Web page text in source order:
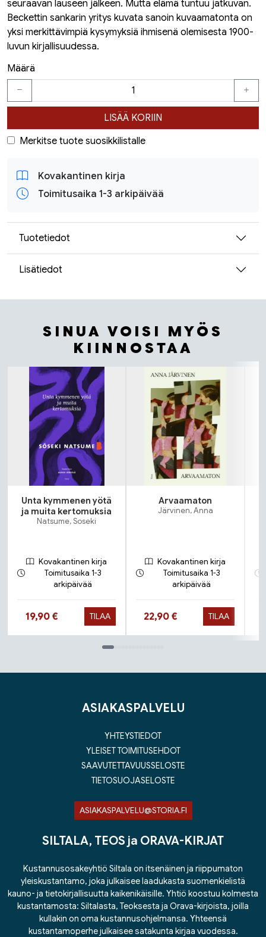
seuraavan lauseen jälkeen. Mutta elämä tuntuu jatkuvan.
Beckettin sankarin yritys kuvata sanoin kuvaamatonta on
yksi merkittävimpiä kysymyksiä ihmisenä olemisesta 1900-
luvun kirjallisuudessa.
Määrä
LISÄÄ KORIIN
Merkitse tuote suosikkilistalle
Kovakantinen kirja
Toimitusaika 1-3 arkipäivää
Tuotetiedot
Lisätiedot
SINUA VOISI MYÖS
KIINNOSTAA
Tuoteluettelon alku
Unta kymmenen yötä
ja muita kertomuksia
Natsume, Soseki
Kovakantinen kirja
Toimitusaika 1-3
arkipäivää
Hinta nyt
19,90 € TILAA
Arvaamaton
Järvinen, Anna
Kovakantinen kirja
Toimitusaika 1-3
arkipäivää
Hinta nyt
22,90 € TILAA
ASIAKASPALVELU
YHTEYSTIEDOT
YLEISET TOIMITUSEHDOT
SAAVUTETTAVUUSSELOSTE
TIETOSUOJASELOSTE
ASIAKASPALVELU@STORIA.FI
SILTALA, TEOS ja ORAVA-KIRJAT
Kustannusosakeyhtiö Siltala on itsenäinen ja riippumaton
yleiskustantamo, joka julkaisee laadukasta suomenkielistä
kauno- ja tietokirjallisuutta kaikenikäisille. Yhtiö koostuu kolmesta
kustantamosta: Siltalasta, Teoksesta ja Orava-kirjoista, joilla
kullakin on oma kustannusohjelmansa. Yhteensä
kustantamoperhe julkaisee satakunta kirjaa vuodessa.